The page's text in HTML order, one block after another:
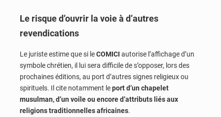
Le risque d’ouvrir la voie à d’autres
revendications
Le juriste estime que si leCOMICI autorise l’affichage d’un
symbole chrétien, il lui sera difficile de s’opposer, lors des
prochaines éditions, au port d’autres signes religieux ou
spirituels. Il cite notamment leport d’un chapelet
musulman, d’un voile ou encore d’attributs liés aux
religions traditionnelles africaines.